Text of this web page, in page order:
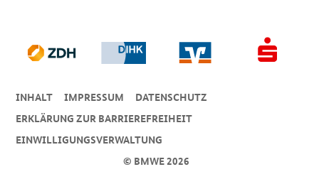
© BMWE 2026
INHALT IMPRESSUM
DA­TEN­SCHUTZ
ERKLÄRUNG ZUR BARRIEREFREIHEIT
EINWILLIGUNGSVERWALTUNG